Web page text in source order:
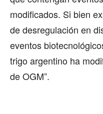
modificados. Si bien
de desregulación en
eventos
trigo argentino ha
de OGM”.